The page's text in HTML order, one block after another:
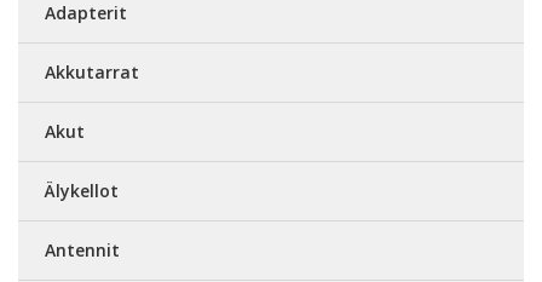
Adapterit
Akkutarrat
Akut
Älykellot
Antennit